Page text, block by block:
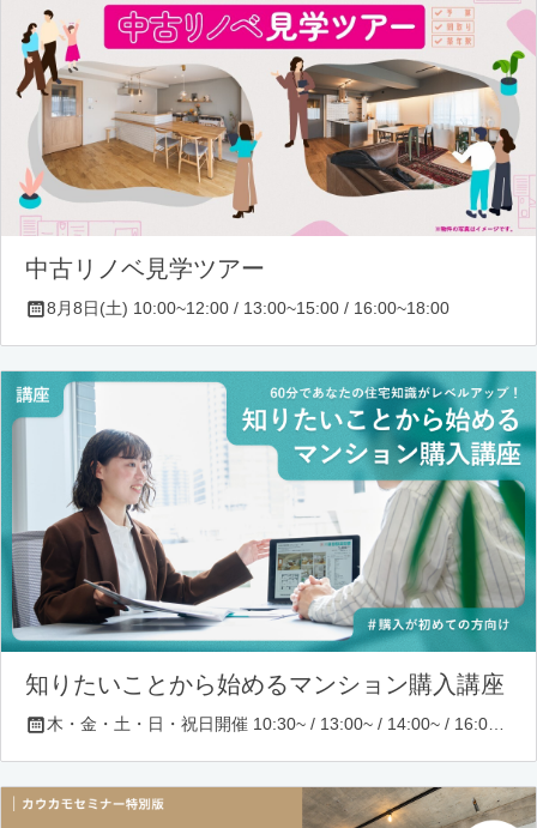
中古リノベ見学ツアー
8月8日(土) 10:00~12:00 / 13:00~15:00 / 16:00~18:00
知りたいことから始めるマンション購入講座
木・金・土・日・祝日開催 10:30~ / 13:00~ / 14:00~ / 16:00~ / 17:00~/ 18:30~/ 19:30~